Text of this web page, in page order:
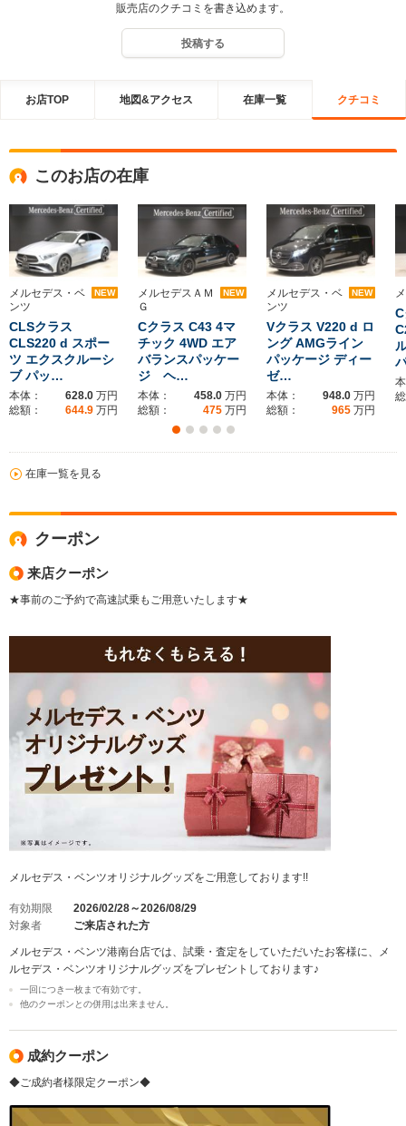
販売店のクチコミを書き込めます。
投稿する
お店TOP 地図&アクセス 在庫一覧 クチコミ
このお店の在庫
メルセデス・ベ
ンツ
NEW
CLSクラス
CLS220 d スポー
ツ エクスクルーシ
ブ パッ…
本体： 628.0 万円
総額：
644.9 万円
メルセデスＡＭ
Ｇ
NEW
Cクラス C43 4マ
チック 4WD エア
バランスパッケー
ジ ヘ…
本体： 458.0 万円
総額：
475 万円
メルセデス・ベ
ンツ
NEW
Vクラス V220 d ロ
ング AMGライン
パッケージ ディー
ゼ…
本体： 948.0 万円
総額：
965 万円
在庫一覧を見る
クーポン
来店クーポン
★事前のご予約で高速試乗もご用意いたします★
メルセデス・ベンツオリジナルグッズをご用意しております!!
有効期限
2026/02/28～2026/08/29
対象者
ご来店された方
メルセデス・ベンツ港南台店では、試乗・査定をしていただいたお客様に、メ
ルセデス・ベンツオリジナルグッズをプレゼントしております♪
一回につき一枚まで有効です。
他のクーポンとの併用は出来ません。
成約クーポン
◆ご成約者様限定クーポン◆